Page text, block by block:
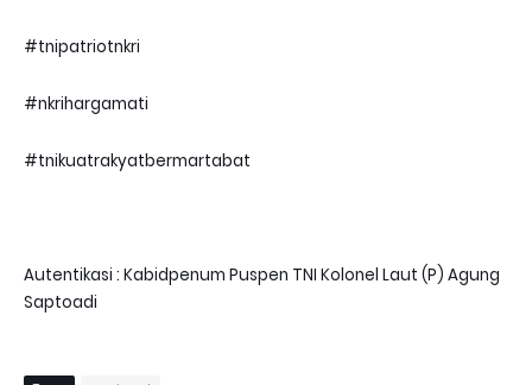
#tnipatriotnkri
#nkrihargamati
#tnikuatrakyatbermartabat
Autentikasi : Kabidpenum Puspen TNI Kolonel Laut (P) Agung
Saptoadi